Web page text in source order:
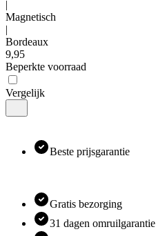
|
Magnetisch
|
Bordeaux
9,95
Beperkte voorraad
Vergelijk
Beste prijsgarantie
Gratis bezorging
31 dagen omruilgarantie